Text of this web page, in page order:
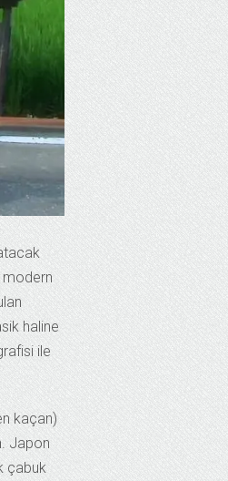
haline
ile
kaçan)
Japon
çabuk